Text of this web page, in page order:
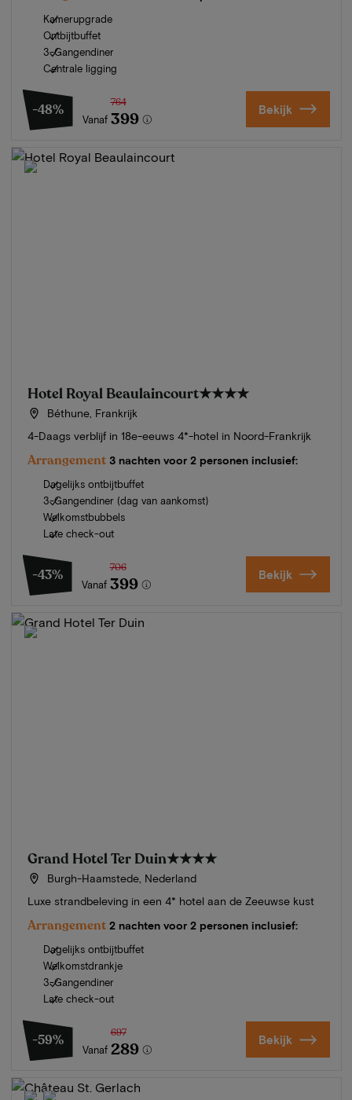
Kamerupgrade
Ontbijtbuffet
3-Gangendiner
Centrale ligging
-48%
Vanaf
764
399 Bekijk
Hotel Royal Beaulaincourt★★★★
Béthune, Frankrijk
4-Daags verblijf in 18e-eeuws 4*-hotel in Noord-Frankrijk
Arrangement 3 nachten voor 2 personen inclusief:
Dagelijks ontbijtbuffet
3-Gangendiner (dag van aankomst)
Welkomstbubbels
Late check-out
-43%
Vanaf
706
399 Bekijk
Grand Hotel Ter Duin★★★★
Burgh-Haamstede, Nederland
Luxe strandbeleving in een 4* hotel aan de Zeeuwse kust
Arrangement 2 nachten voor 2 personen inclusief:
Dagelijks ontbijtbuffet
Welkomstdrankje
3-Gangendiner
Late check-out
-59%
Vanaf
697
289 Bekijk